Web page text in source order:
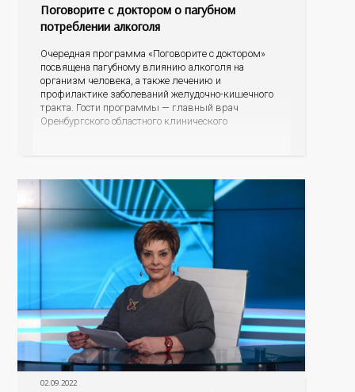
Поговорите с доктором о пагубном
потреблении алкоголя
Очередная программа «Поговорите с доктором»
посвящена пагубному влиянию алкоголя на
организм человека, а также лечению и
профилактике заболеваний желудочно-кишечного
тракта. Гости программы — главный врач
Оренбургского областного клинического
Анатольевна Подгороднева.
02.09.2022